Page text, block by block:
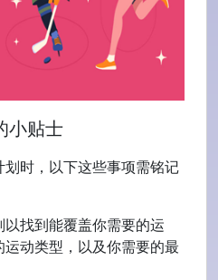
小贴士
时，以下这些事项需铭记
找到能覆盖你需要的运
动类型，以及你需要的最